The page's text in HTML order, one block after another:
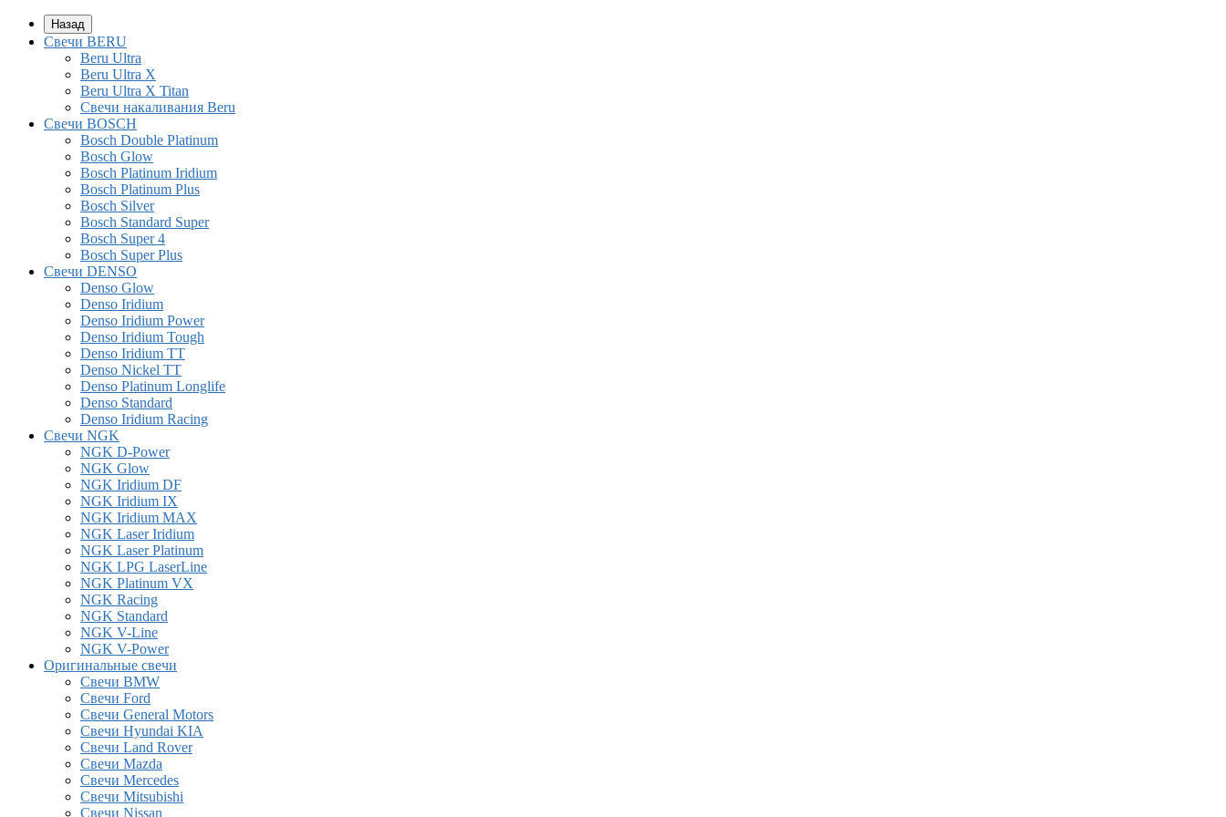
Назад
Свечи BERU
Beru Ultra
Beru Ultra X
Beru Ultra X Titan
Свечи накаливания Beru
Свечи BOSCH
Bosch Double Platinum
Bosch Glow
Bosch Platinum Iridium
Bosch Platinum Plus
Bosch Silver
Bosch Standard Super
Bosch Super 4
Bosch Super Plus
Свечи DENSO
Denso Glow
Denso Iridium
Denso Iridium Power
Denso Iridium Tough
Denso Iridium TT
Denso Nickel TT
Denso Platinum Longlife
Denso Standard
Denso Iridium Racing
Свечи NGK
NGK D-Power
NGK Glow
NGK Iridium DF
NGK Iridium IX
NGK Iridium MAX
NGK Laser Iridium
NGK Laser Platinum
NGK LPG LaserLine
NGK Platinum VX
NGK Racing
NGK Standard
NGK V-Line
NGK V-Power
Оригинальные свечи
Свечи BMW
Свечи Ford
Свечи General Motors
Свечи Hyundai KIA
Свечи Land Rover
Свечи Mazda
Свечи Mercedes
Свечи Mitsubishi
Свечи Nissan